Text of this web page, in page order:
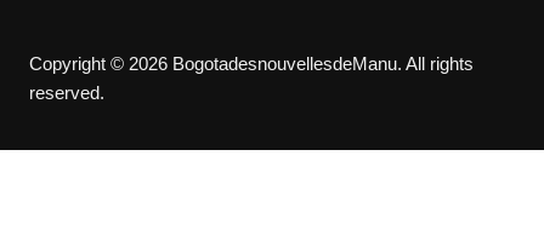
Copyright © 2026 BogotadesnouvellesdeManu. All rights
reserved.